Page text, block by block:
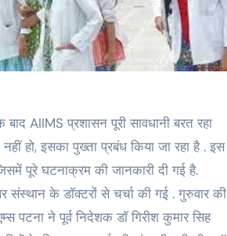
AIIMS प्रशासन पूरी सावधानी बरत रहा
हो, इसका पुख्ता प्रबंध किया जा रहा है . इस
पूरे घटनाक्रम की जानकारी दी गई है.
संस्थान के डॉक्टरों से चर्चा की गई . गुरुवार की
ने पूर्व निदेशक डॉ गिरीश कुमार सिह